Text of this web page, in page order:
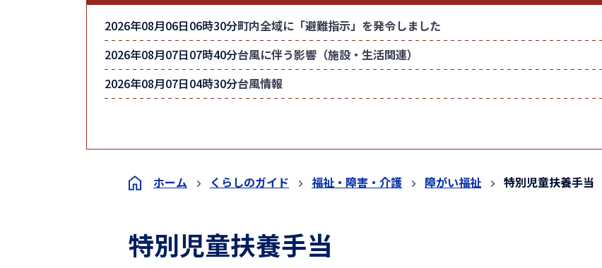
る る
2026年08月06日06時30分町内全域に「避難指示」を発令しました
2026年08月07日07時40分台風に伴う影響（施設・生活関連）
2026年08月07日04時30分台風情報
ホーム くらしのガイド 福祉・障害・介護 障がい福祉 特別児童扶養手当
特別児童扶養手当